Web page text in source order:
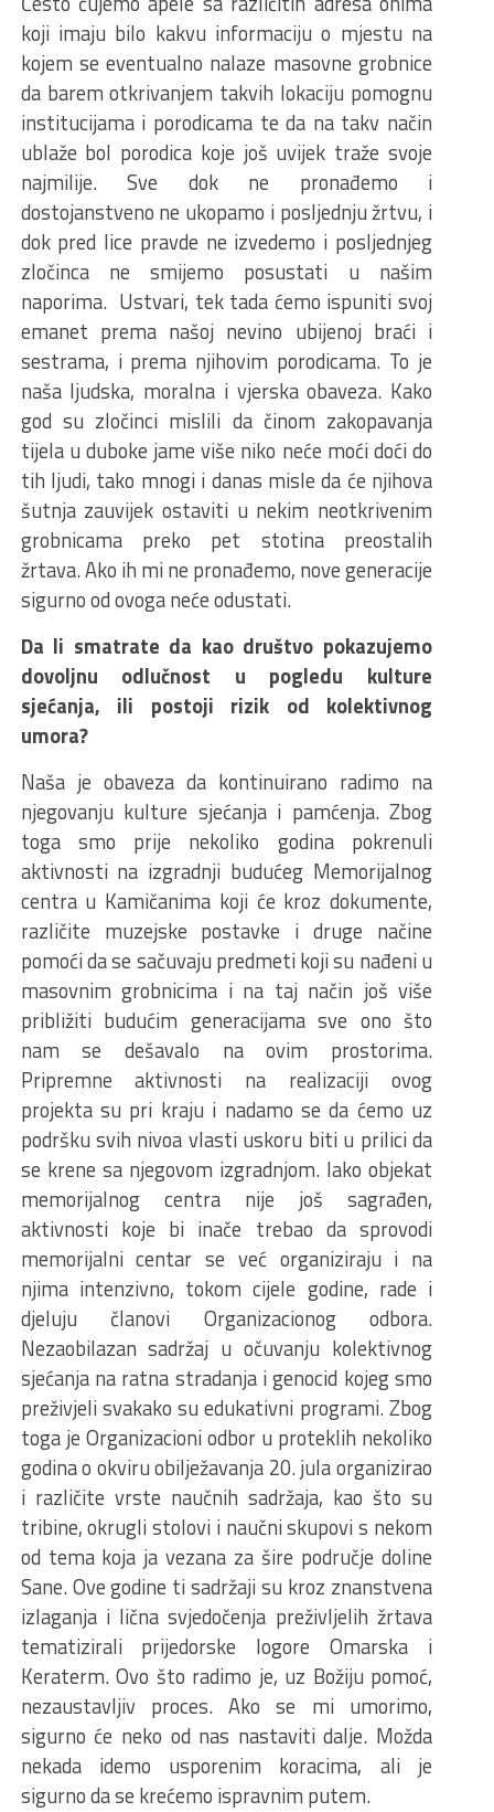
koji imaju bilo kakvu informaciju o mjestu na
kojem se eventualno nalaze masovne grobnice
da barem otkrivanjem takvih lokaciju pomognu
institucijama i porodicama te da na takv način
ublaže bol porodica koje još uvijek traže svoje
najmilije. Sve dok ne pronađemo i
dostojanstveno ne ukopamo i posljednju žrtvu, i
dok pred lice pravde ne izvedemo i posljednjeg
zločinca ne smijemo posustati u našim
naporima. Ustvari, tek tada ćemo ispuniti svoj
emanet prema našoj nevino ubijenoj braći i
sestrama, i prema njihovim porodicama. To je
naša ljudska, moralna i vjerska obaveza. Kako
god su zločinci mislili da činom zakopavanja
tijela u duboke jame više niko neće moći doći do
tih ljudi, tako mnogi i danas misle da će njihova
šutnja zauvijek ostaviti u nekim neotkrivenim
grobnicama preko pet stotina preostalih
žrtava. Ako ih mi ne pronađemo, nove generacije
sigurno od ovoga neće odustati.
Da li smatrate da kao društvo pokazujemo
dovoljnu odlučnost u pogledu kulture
sjećanja, ili postoji rizik od kolektivnog
umora?
Naša je obaveza da kontinuirano radimo na
njegovanju kulture sjećanja i pamćenja. Zbog
toga smo prije nekoliko godina pokrenuli
aktivnosti na izgradnji budućeg Memorijalnog
centra u Kamičanima koji će kroz dokumente,
različite muzejske postavke i druge načine
pomoći da se sačuvaju predmeti koji su nađeni u
masovnim grobnicima i na taj način još više
približiti budućim generacijama sve ono što
nam se dešavalo na ovim prostorima.
Pripremne aktivnosti na realizaciji ovog
projekta su pri kraju i nadamo se da ćemo uz
podršku svih nivoa vlasti uskoru biti u prilici da
se krene sa njegovom izgradnjom. Iako objekat
memorijalnog centra nije još sagrađen,
aktivnosti koje bi inače trebao da sprovodi
memorijalni centar se već organiziraju i na
njima intenzivno, tokom cijele godine, rade i
djeluju članovi Organizacionog odbora.
Nezaobilazan sadržaj u očuvanju kolektivnog
sjećanja na ratna stradanja i genocid kojeg smo
preživjeli svakako su edukativni programi. Zbog
toga je Organizacioni odbor u proteklih nekoliko
godina o okviru obilježavanja 20. jula organizirao
i različite vrste naučnih sadržaja, kao što su
tribine, okrugli stolovi i naučni skupovi s nekom
od tema koja ja vezana za šire područje doline
Sane. Ove godine ti sadržaji su kroz znanstvena
izlaganja i lična svjedočenja preživljelih žrtava
tematizirali prijedorske logore Omarska i
Keraterm. Ovo što radimo je, uz Božiju pomoć,
nezaustavljiv proces. Ako se mi umorimo,
sigurno će neko od nas nastaviti dalje. Možda
nekada idemo usporenim koracima, ali je
sigurno da se krećemo ispravnim putem.